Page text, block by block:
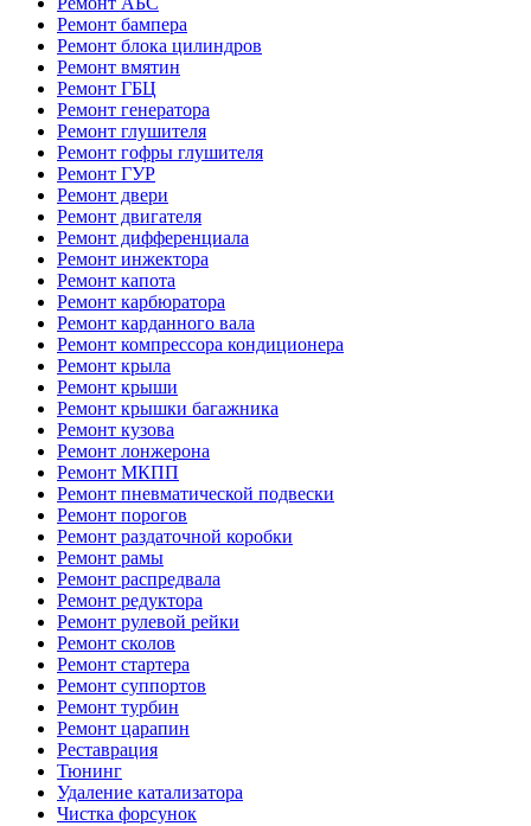
Ремонт бампера
Ремонт блока цилиндров
Ремонт вмятин
Ремонт ГБЦ
Ремонт генератора
Ремонт глушителя
Ремонт гофры глушителя
Ремонт ГУР
Ремонт двери
Ремонт двигателя
Ремонт дифференциала
Ремонт инжектора
Ремонт капота
Ремонт карбюратора
Ремонт карданного вала
Ремонт компрессора кондиционера
Ремонт крыла
Ремонт крыши
Ремонт крышки багажника
Ремонт кузова
Ремонт лонжерона
Ремонт МКПП
Ремонт пневматической подвески
Ремонт порогов
Ремонт раздаточной коробки
Ремонт рамы
Ремонт распредвала
Ремонт редуктора
Ремонт рулевой рейки
Ремонт сколов
Ремонт стартера
Ремонт суппортов
Ремонт турбин
Ремонт царапин
Реставрация
Тюнинг
Удаление катализатора
Чистка форсунок